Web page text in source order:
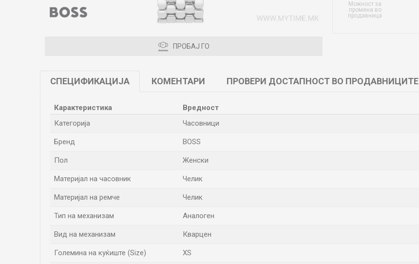
ПРОБАЈ ГО
Можност за
промена во
продавница
СПЕЦИФИКАЦИЈА КОМЕНТАРИ ПРОВЕРИ ДОСТАПНОСТ ВО ПРОДАВНИЦИТЕ
Карактеристика
Вредност
Категорија
Часовници
Бренд BOSS
Пол Женски
Материјал на часовник Челик
Материјал на ремче Челик
Тип на механизам Аналоген
Вид на механизам Кварцен
Големина на куќиште (Size) XS